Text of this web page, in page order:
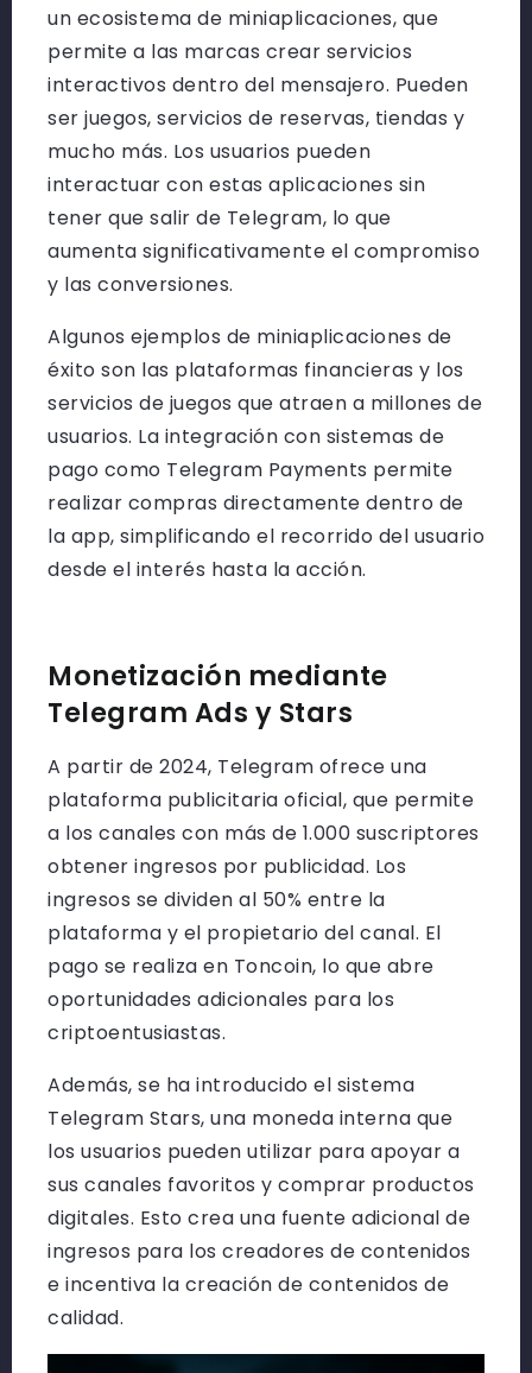
un ecosistema de miniaplicaciones, que
permite a las marcas crear servicios
interactivos dentro del mensajero. Pueden
ser juegos, servicios de reservas, tiendas y
mucho más. Los usuarios pueden
interactuar con estas aplicaciones sin
tener que salir de Telegram, lo que
aumenta significativamente el compromiso
y las conversiones.
Algunos ejemplos de miniaplicaciones de
éxito son las plataformas financieras y los
servicios de juegos que atraen a millones de
usuarios. La integración con sistemas de
pago como Telegram Payments permite
realizar compras directamente dentro de
la app, simplificando el recorrido del usuario
desde el interés hasta la acción.
Monetización mediante
Telegram Ads y Stars
A partir de 2024, Telegram ofrece una
plataforma publicitaria oficial, que permite
a los canales con más de 1.000 suscriptores
obtener ingresos por publicidad. Los
ingresos se dividen al 50% entre la
plataforma y el propietario del canal. El
pago se realiza en Toncoin, lo que abre
oportunidades adicionales para los
criptoentusiastas.
Además, se ha introducido el sistema
Telegram Stars, una moneda interna que
los usuarios pueden utilizar para apoyar a
sus canales favoritos y comprar productos
digitales. Esto crea una fuente adicional de
ingresos para los creadores de contenidos
e incentiva la creación de contenidos de
calidad.